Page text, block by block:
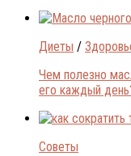
Диеты /
Чем полезно
его каждый
Советы